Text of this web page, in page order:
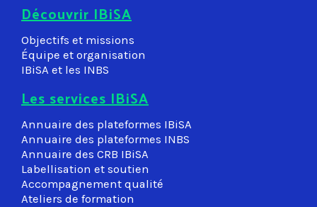
Découvrir IBiSA
Objectifs et missions
Équipe et organisation
IBiSA et les INBS
Les services IBiSA
Annuaire des plateformes IBiSA
Annuaire des plateformes INBS
Annuaire des CRB IBiSA
Labellisation et soutien
Accompagnement qualité
Ateliers de formation